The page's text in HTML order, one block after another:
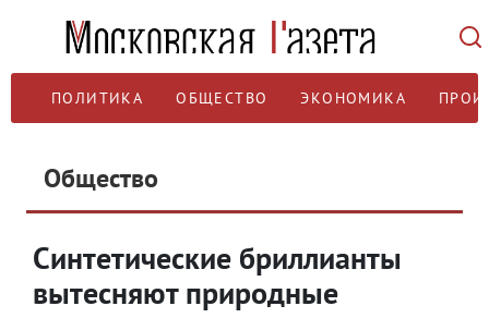
ПОЛИТИКА ОБЩЕСТВО ЭКОНОМИКА
Общество
Синтетические бриллианты
вытесняют природные